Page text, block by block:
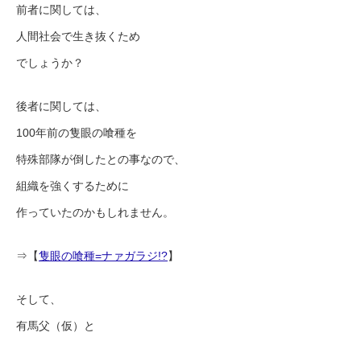
前者に関しては、
人間社会で生き抜くため
でしょうか？
後者に関しては、
100年前の隻眼の喰種を
特殊部隊が倒したとの事なので、
組織を強くするために
作っていたのかもしれません。
⇒【隻眼の喰種=ナァガラジ!?】
そして、
有馬父（仮）と